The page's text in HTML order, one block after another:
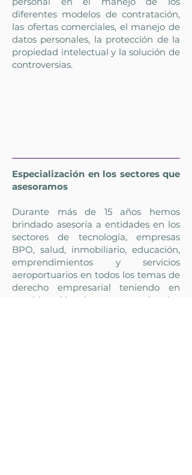
diferentes modelos de contratación,
las ofertas comerciales, el manejo de
datos personales, la protección de la
propiedad intelectual y la solución de
controversias.
Especialización en los sectores que
asesoramos
Durante más de 15 años hemos
brindado asesoría a entidades en los
sectores de tecnología, empresas
BPO, salud, inmobiliario, educación,
emprendimientos y servicios
aeroportuarios en todos los temas de
derecho empresarial teniendo en
consideración el entorno nacional e